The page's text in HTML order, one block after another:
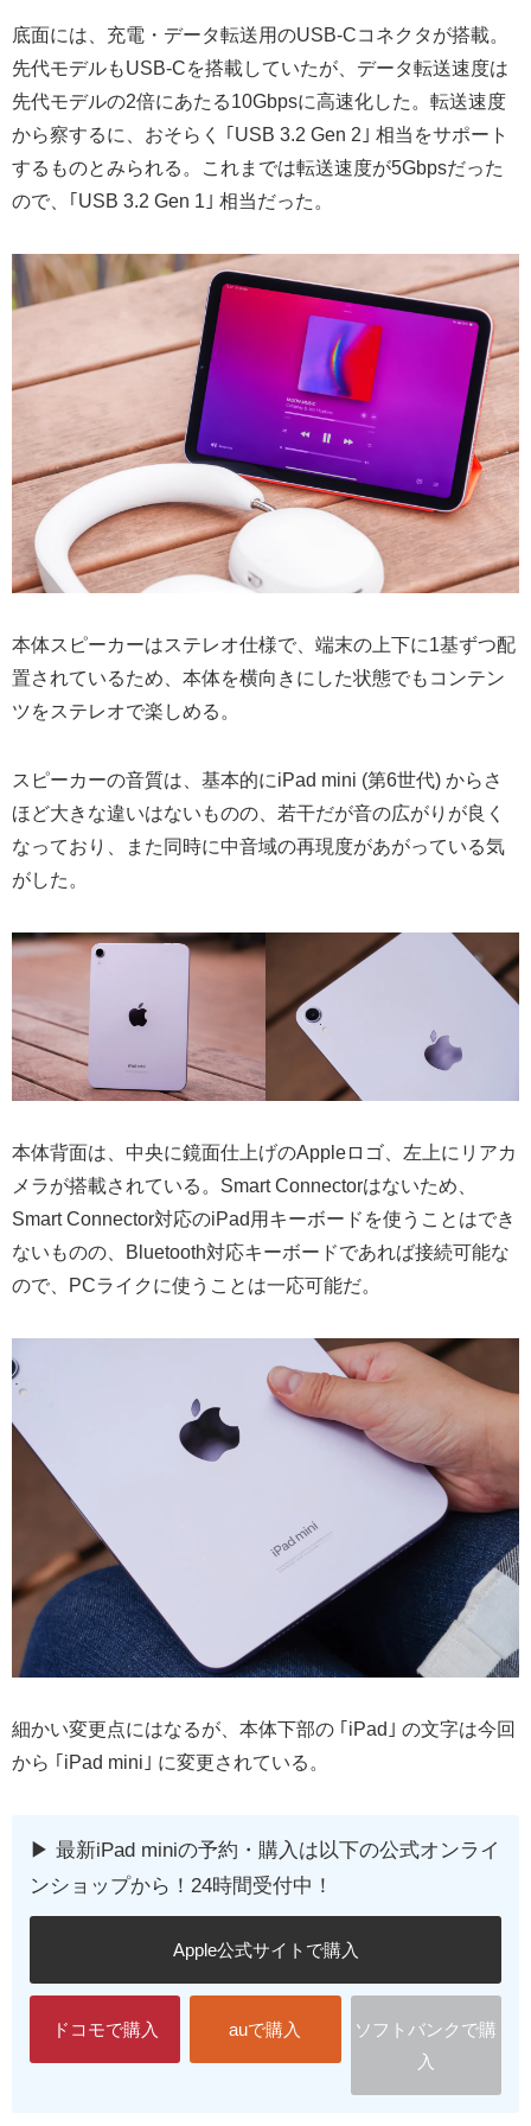
底面には、充電・データ転送用のUSB-Cコネクタが搭載。
先代モデルもUSB-Cを搭載していたが、データ転送速度は
先代モデルの2倍にあたる10Gbpsに高速化した。転送速度
から察するに、おそらく ｢USB 3.2 Gen 2｣ 相当をサポート
するものとみられる。これまでは転送速度が5Gbpsだった
ので、｢USB 3.2 Gen 1｣ 相当だった。
本体スピーカーはステレオ仕様で、端末の上下に1基ずつ配
置されているため、本体を横向きにした状態でもコンテン
ツをステレオで楽しめる。
スピーカーの音質は、基本的にiPad mini (第6世代) からさ
ほど大きな違いはないものの、若干だが音の広がりが良く
なっており、また同時に中音域の再現度があがっている気
がした。
本体背面は、中央に鏡面仕上げのAppleロゴ、左上にリアカ
メラが搭載されている。Smart Connectorはないため、
Smart Connector対応のiPad用キーボードを使うことはでき
ないものの、Bluetooth対応キーボードであれば接続可能な
ので、PCライクに使うことは一応可能だ。
細かい変更点にはなるが、本体下部の ｢iPad｣ の文字は今回
から ｢iPad mini｣ に変更されている。
▶︎ 最新iPad miniの予約・購入は以下の公式オンライ
ンショップから！24時間受付中！
Apple公式サイトで購入
ドコモで購入 auで購入
ソフトバンクで購
入